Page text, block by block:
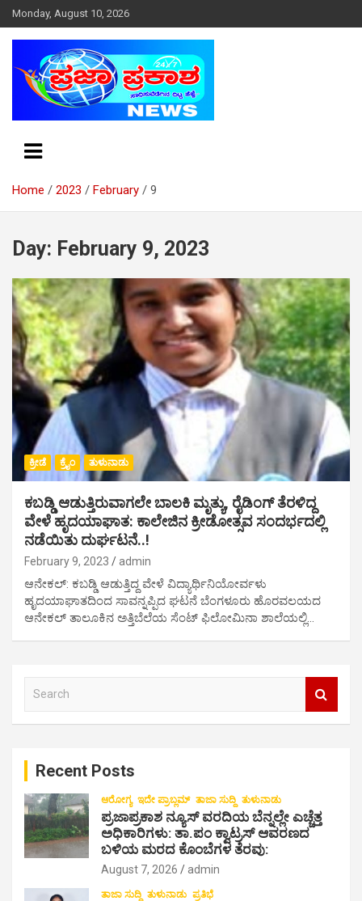
k
t
Monday, August 10, 2026
Home 2023 February 9
Day: February 9, 2023
ಕ್ರೀಡೆ ಕ್ರೈಂ ತುಳುನಾಡು
ಕಬಡ್ಡಿ ಆಡುತ್ತಿರುವಾಗಲೇ ಬಾಲಕಿ ಮೃತ್ಯು, ರೈಡಿಂಗ್ ತೆರಳಿದ್ದ
ವೇಳೆ ಹೃದಯಾಘಾತ: ಕಾಲೇಜಿನ ಕ್ರೀಡೋತ್ಸವ ಸಂದರ್ಭದಲ್ಲಿ
ನಡೆಯಿತು ದುರ್ಘಟನೆ..!
February 9, 2023 admin
ಆನೇಕಲ್: ಕಬಡ್ಡಿ ಆಡುತ್ತಿದ್ದ ವೇಳೆ ವಿದ್ಯಾರ್ಥಿನಿಯೋರ್ವಳು
ಹೃದಯಾಘಾತದಿಂದ ಸಾವನ್ನಪ್ಪಿದ ಘಟನೆ ಬೆಂಗಳೂರು ಹೊರವಲಯದ
ಆನೇಕಲ್ ತಾಲೂಕಿನ ಅತ್ತಿಬೆಲೆಯ ಸೆಂಟ್ ಫಿಲೋಮಿನಾ ಶಾಲೆಯಲ್ಲಿ…
Recent Posts
ಆರೋಗ್ಯ ಇದೇ ಪ್ರಾಬ್ಲಮ್ ತಾಜಾ ಸುದ್ದಿ ತುಳುನಾಡು
ಪ್ರಜಾಪ್ರಕಾಶ ನ್ಯೂಸ್ ವರದಿಯ ಬೆನ್ನಲ್ಲೇ ಎಚ್ಚೆತ್ತ
ಅಧಿಕಾರಿಗಳು: ತಾ.ಪಂ ಕ್ವಾಟ್ರಸ್ ಆವರಣದ
ಬಳಿಯ ಮರದ ಕೊಂಬೆಗಳ ತೆರವು:
August 7, 2026 admin
ತಾಜಾ ಸುದ್ದಿ ತುಳುನಾಡು ಪ್ರತಿಭೆ